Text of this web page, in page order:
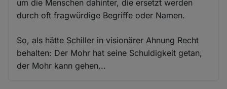
um die Menschen dahinter, die ersetzt werden
durch oft fragwürdige Begriffe oder Namen.
So, als hätte Schiller in visionärer Ahnung Recht
behalten: Der Mohr hat seine Schuldigkeit getan,
der Mohr kann gehen...